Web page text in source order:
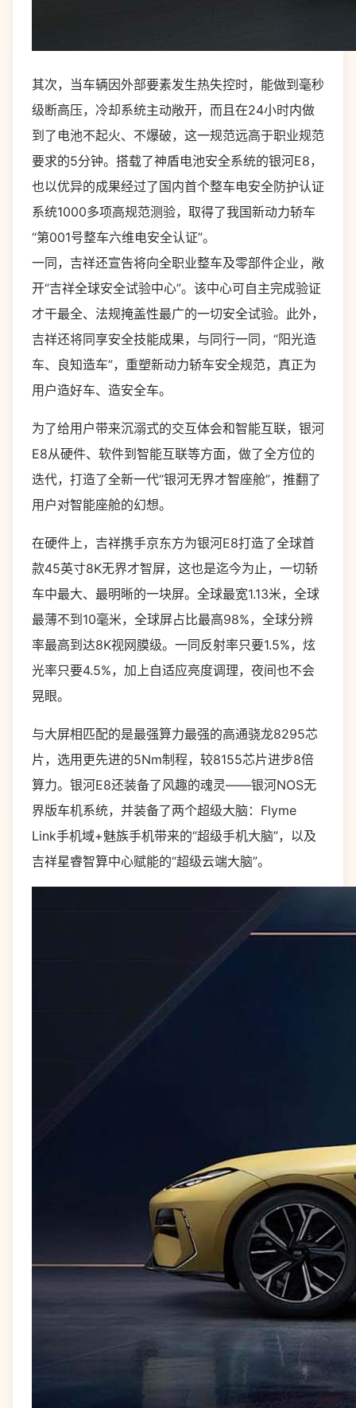
其次，当车辆因外部要素发生热失控时，能做到毫秒
级断高压，冷却系统主动敞开，而且在24小时内做
到了电池不起火、不爆破，这一规范远高于职业规范
要求的5分钟。搭载了神盾电池安全系统的银河E8，
也以优异的成果经过了国内首个整车电安全防护认证
系统1000多项高规范测验，取得了我国新动力轿车
“第001号整车六维电安全认证”。
一同，吉祥还宣告将向全职业整车及零部件企业，敞
开“吉祥全球安全试验中心”。该中心可自主完成验证
才干最全、法规掩盖性最广的一切安全试验。此外，
吉祥还将同享安全技能成果，与同行一同，“阳光造
车、良知造车”，重塑新动力轿车安全规范，真正为
用户造好车、造安全车。
为了给用户带来沉溺式的交互体会和智能互联，银河
E8从硬件、软件到智能互联等方面，做了全方位的
迭代，打造了全新一代“银河无界才智座舱”，推翻了
用户对智能座舱的幻想。
在硬件上，吉祥携手京东方为银河E8打造了全球首
款45英寸8K无界才智屏，这也是迄今为止，一切轿
车中最大、最明晰的一块屏。全球最宽1.13米，全球
最薄不到10毫米，全球屏占比最高98%，全球分辨
率最高到达8K视网膜级。一同反射率只要1.5%，炫
光率只要4.5%，加上自适应亮度调理，夜间也不会
晃眼。
与大屏相匹配的是最强算力最强的高通骁龙8295芯
片，选用更先进的5Nm制程，较8155芯片进步8倍
算力。银河E8还装备了风趣的魂灵——银河NOS无
界版车机系统，并装备了两个超级大脑：Flyme
Link手机域+魅族手机带来的“超级手机大脑”，以及
吉祥星睿智算中心赋能的“超级云端大脑”。